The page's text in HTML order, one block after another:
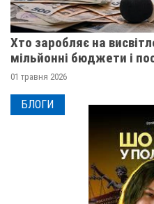
Хто заробляє на
мільйонні бюджети і
01 травня 2026
БЛОГИ